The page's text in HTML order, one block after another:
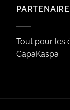
Tout pour les
CapaKaspa